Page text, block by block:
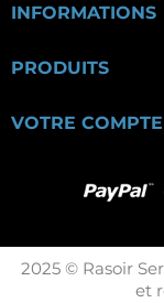
INFORMATIONS
PRODUITS
VOTRE COMPTE
2025 © Rasoir
et